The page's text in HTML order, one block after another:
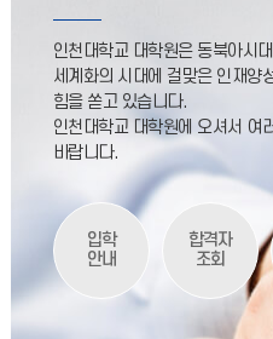
인천대학교 대학원은 동북아시
세계화의 시대에 걸맞은 인재양
힘을 쏟고 있습니다.
인천대학교 대학원에 오셔서 여
바랍니다.
입학
안내
합격자
조회